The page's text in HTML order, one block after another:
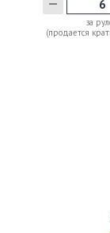
за
(продается